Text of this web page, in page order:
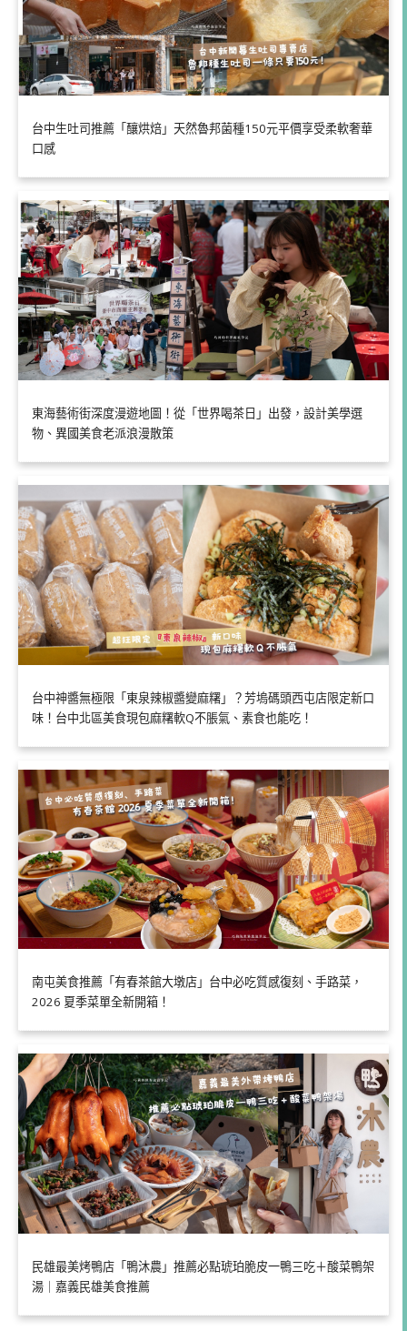
台中生吐司推薦「釀烘焙」天然魯邦菌種150元平價享受柔軟奢華
口感
東海藝術街深度漫遊地圖！從「世界喝茶日」出發，設計美學選
物、異國美食老派浪漫散策
台中神醬無極限「東泉辣椒醬變麻糬」？芳塢碼頭西屯店限定新口
味！台中北區美食現包麻糬軟Q不脹氣、素食也能吃！
南屯美食推薦「有春茶館大墩店」台中必吃質感復刻、手路菜，
2026 夏季菜單全新開箱！
民雄最美烤鴨店「鴨沐農」推薦必點琥珀脆皮一鴨三吃＋酸菜鴨架
湯｜嘉義民雄美食推薦